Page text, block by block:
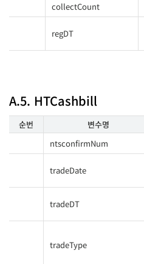
collectCount
regDT
A.5. HTCashbill
순번 변수명
ntsconfirmNum
tradeDate
tradeDT
tradeType